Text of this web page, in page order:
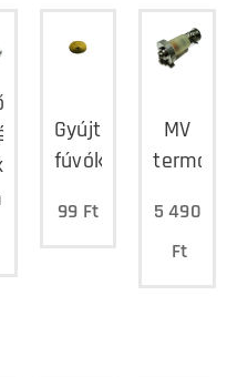
Gyújtóláng
fúvóka
99 Ft
MV
5 490
Ft